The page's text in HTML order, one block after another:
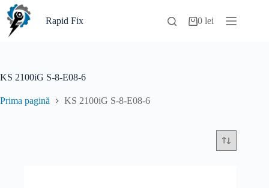
Sari
conținut
Rapid Fix
Coș0lei
KS 2100iG S-8-E08-6
Prima pagină KS 2100iG S-8-E08-6